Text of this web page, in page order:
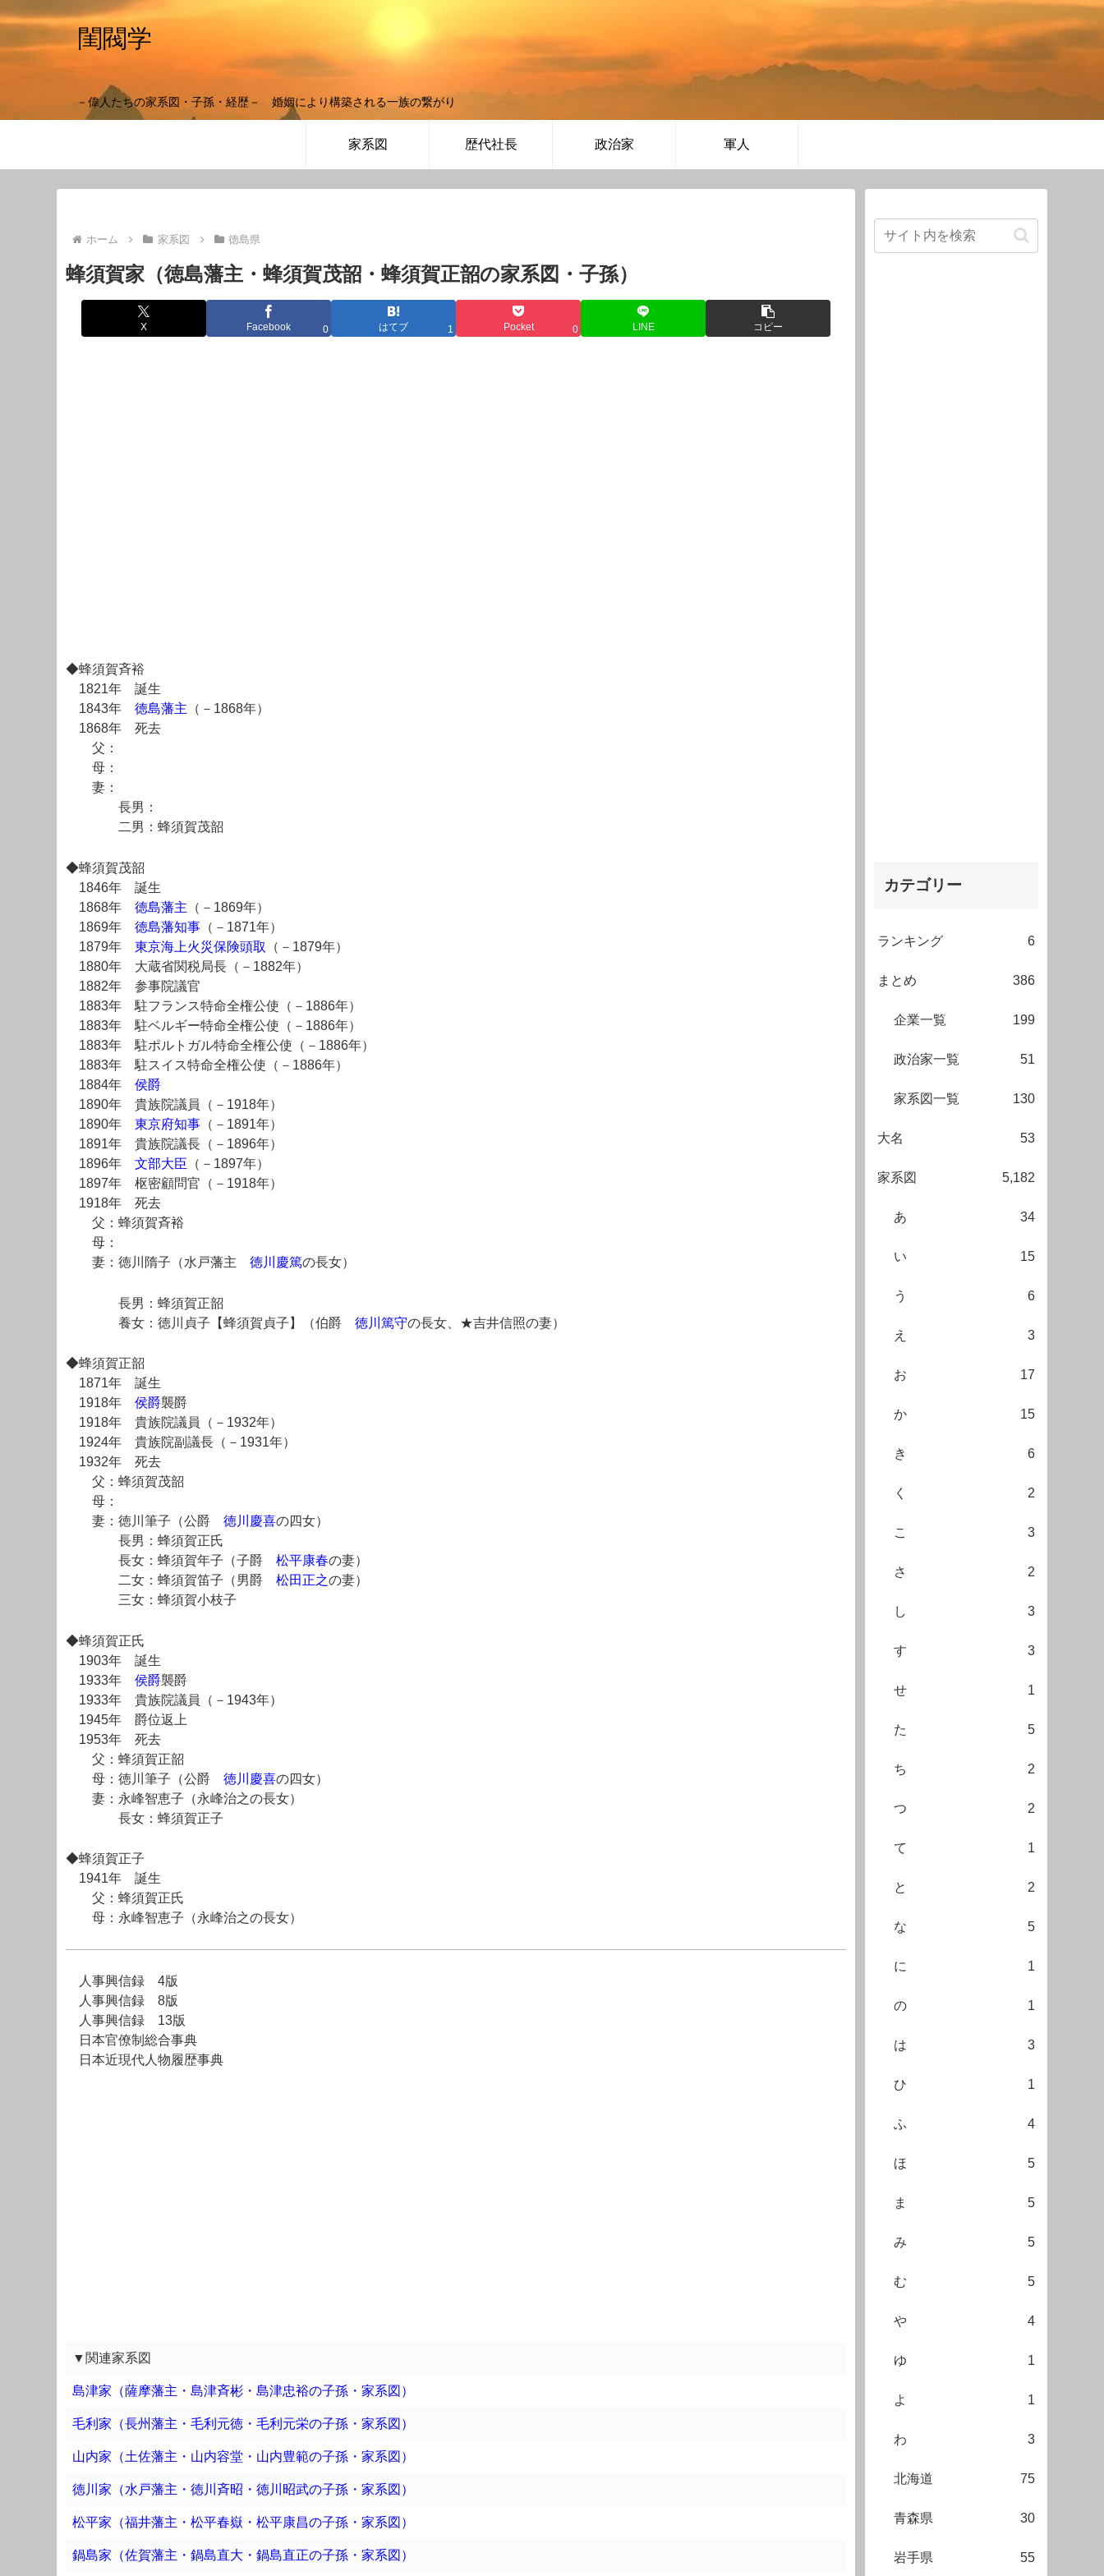
閨閥学
－偉人たちの家系図・子孫・経歴－ 婚姻により構築される一族の繋がり
家系図 歴代社長 政治家 軍人
ホーム 家系図 徳島県
蜂須賀家（徳島藩主・蜂須賀茂韶・蜂須賀正韶の家系図・子孫）
X Facebook 0 はてブ 1 Pocket 0 LINE コピー
◆蜂須賀斉裕
1821年 誕生
1843年 徳島藩主 （－1868年）
1868年 死去
父：
母：
妻：
長男：
二男：蜂須賀茂韶
◆蜂須賀茂韶
1846年 誕生
1868年 徳島藩主 （－1869年）
1869年 徳島藩知事 （－1871年）
1879年 東京海上火災保険頭取
（－1879年）
1880年 大蔵省関税局長（－1882年）
1882年 参事院議官
1883年 駐フランス特命全権公使（－1886年）
1883年 駐ベルギー特命全権公使（－1886年）
1883年 駐ポルトガル特命全権公使（－1886年）
1883年 駐スイス特命全権公使（－1886年）
1884年 侯爵
1890年 貴族院議員（－1918年）
1890年 東京府知事 （－1891年）
1891年 貴族院議長（－1896年）
1896年 文部大臣 （－1897年）
1897年 枢密顧問官（－1918年）
1918年 死去
父：蜂須賀斉裕
母：
妻：徳川隋子（水戸藩主 徳川慶篤の長女）
長男：蜂須賀正韶
養女：徳川貞子【蜂須賀貞子】（伯爵 徳川篤守の長女、★吉井信照の妻）
◆蜂須賀正韶
1871年 誕生
1918年 侯爵襲爵
1918年 貴族院議員（－1932年）
1924年 貴族院副議長（－1931年）
1932年 死去
父：蜂須賀茂韶
母：
妻：徳川筆子（公爵 徳川慶喜の四女）
長男：蜂須賀正氏
長女：蜂須賀年子（子爵 松平康春の妻）
二女：蜂須賀笛子（男爵 松田正之の妻）
三女：蜂須賀小枝子
◆蜂須賀正氏
1903年 誕生
1933年 侯爵襲爵
1933年 貴族院議員（－1943年）
1945年 爵位返上
1953年 死去
父：蜂須賀正韶
母：徳川筆子（公爵 徳川慶喜の四女）
妻：永峰智恵子（永峰治之の長女）
長女：蜂須賀正子
◆蜂須賀正子
1941年 誕生
父：蜂須賀正氏
母：永峰智恵子（永峰治之の長女）
人事興信録 4版
人事興信録 8版
人事興信録 13版
日本官僚制総合事典
日本近現代人物履歴事典
▼関連家系図
島津家（薩摩藩主・島津斉彬・島津忠裕の子孫・家系図）
毛利家（長州藩主・毛利元徳・毛利元栄の子孫・家系図）
山内家（土佐藩主・山内容堂・山内豊範の子孫・家系図）
徳川家（水戸藩主・徳川斉昭・徳川昭武の子孫・家系図）
松平家（福井藩主・松平春嶽・松平康昌の子孫・家系図）
鍋島家（佐賀藩主・鍋島直大・鍋島直正の子孫・家系図）
カテゴリー
ランキング 6
まとめ 386
企業一覧 199
政治家一覧 51
家系図一覧 130
大名 53
家系図 5,182
あ 34
い 15
う 6
え 3
お 17
か 15
き 6
く 2
こ 3
さ 2
し 3
す 3
せ 1
た 5
ち 2
つ 2
て 1
と 2
な 5
に 1
の 1
は 3
ひ 1
ふ 4
ほ 5
ま 5
み 5
む 5
や 4
ゆ 1
よ 1
わ 3
北海道 75
青森県 30
岩手県 55